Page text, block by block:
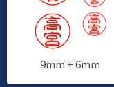
9mm + 6mm